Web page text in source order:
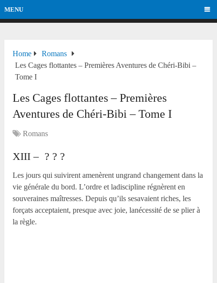
MENU
Home
Romans
Les Cages flottantes – Premières Aventures de Chéri-Bibi –
Tome I
Les Cages flottantes – Premières
Aventures de Chéri-Bibi – Tome I
Romans
XIII – ? ? ?
Les jours qui suivirent amenèrent ungrand changement dans la
vie générale du bord. L’ordre et ladiscipline régnèrent en
souveraines maîtresses. Depuis qu’ils sesavaient riches, les
forçats acceptaient, presque avec joie, lanécessité de se plier à
la règle.